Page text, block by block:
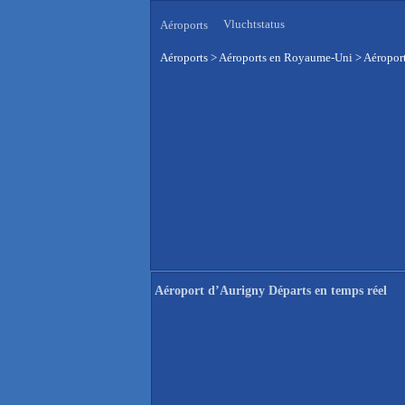
Aéroports Vluchtstatus
Aéroports >Aéroports en Royaume-Uni >
Aéroport d’Aurigny Départs en temps réel